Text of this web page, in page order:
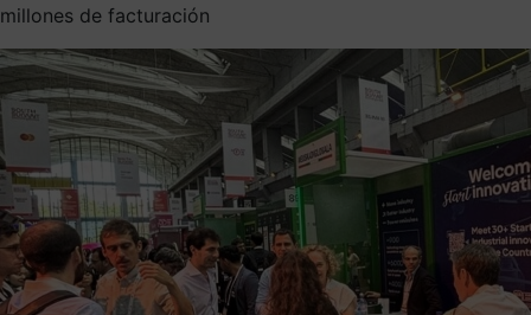
millones de facturación